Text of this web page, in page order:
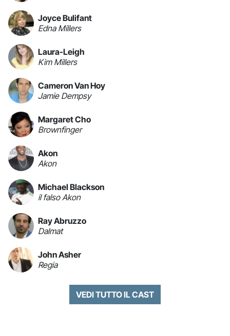
Joyce Bulifant
Edna Millers
Laura-Leigh
Kim Millers
Cameron Van Hoy
Jamie Dempsy
Margaret Cho
Brownfinger
Akon
Akon
Michael Blackson
il falso Akon
Ray Abruzzo
Dalmat
John Asher
Regia
VEDI TUTTO IL CAST